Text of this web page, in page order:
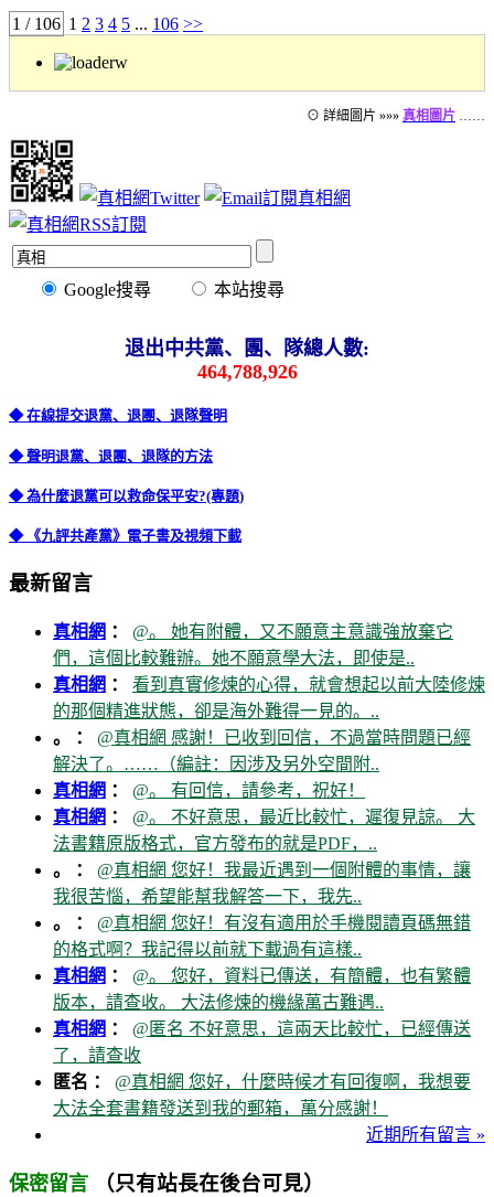
1 / 106 1 2 3 4 5 ... 106 >>
⊙ 詳細圖片 »»» 真相圖片 ……
Google搜尋 本站搜尋
退出中共黨、團、隊總人數:
464,788,926
◆ 在線提交退黨、退團、退隊聲明
◆ 聲明退黨、退團、退隊的方法
◆ 為什麼退黨可以救命保平安?(專題)
◆ 《九評共產黨》電子書及視頻下載
最新留言
真相網 ： @。 她有附體，又不願意主意識強放棄它
們，這個比較難辦。她不願意學大法，即使是..
真相網 ： 看到真實修煉的心得，就會想起以前大陸修煉
的那個精進狀態，卻是海外難得一見的。..
。 ： @真相網 感謝！已收到回信，不過當時問題已經
解決了。……（編註：因涉及另外空間附..
真相網 ： @。 有回信，請參考，祝好！
真相網 ： @。 不好意思，最近比較忙，遲復見諒。 大
法書籍原版格式，官方發布的就是PDF，..
。 ： @真相網 您好！我最近遇到一個附體的事情，讓
我很苦惱，希望能幫我解答一下，我先..
。 ： @真相網 您好！有沒有適用於手機閱讀頁碼無錯
的格式啊？我記得以前就下載過有這樣..
真相網 ： @。 您好，資料已傳送，有簡體，也有繁體
版本，請查收。 大法修煉的機緣萬古難遇..
真相網 ： @匿名 不好意思，這兩天比較忙，已經傳送
了，請查收
匿名 ： @真相網 您好，什麼時候才有回復啊，我想要
大法全套書籍發送到我的郵箱，萬分感謝！
近期所有留言 »
保密留言 （只有站長在後台可見）